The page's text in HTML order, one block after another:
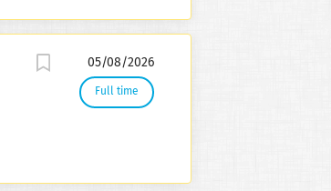
05/08/2026
Full time